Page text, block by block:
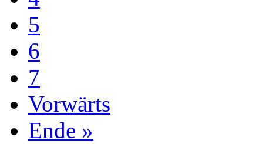
5
6
7
Vorwärts
Ende »